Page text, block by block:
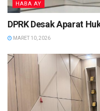
HABA AY
DPRK Desak Aparat
MARET 10, 2026